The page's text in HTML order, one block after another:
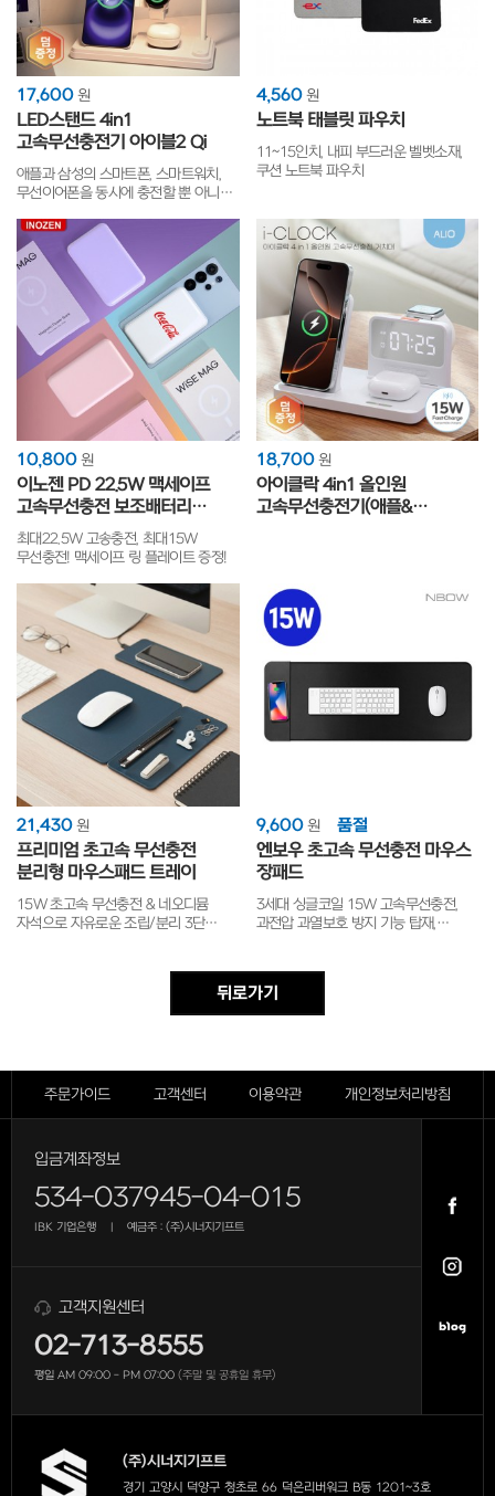
17,600 원
LED스탠드 4in1
고속무선충전기 아이블2 Qi
애플과 삼성의 스마트폰, 스마트워치,
무선이어폰을 동시에 충전할 뿐 아니라
충전 거치대!
4,560 원
노트북 태블릿 파우치
11~15인치, 내피 부드러운 벨벳소재,
쿠션 노트북 파우치
10,800 원
이노젠 PD 22.5W 맥세이프
고속무선충전 보조배터리
5000mAh
최대22.5W 고송충전, 최대15W
무선충전! 맥세이프 링 플레이트 증정!
18,700 원
아이클락 4in1 올인원
고속무선충전기(애플&
21,430 원
프리미엄 초고속 무선충전
분리형 마우스패드 트레이
15W 초고속 무선충전 & 네오디뮴
자석으로 자유로운 조립/분리 3단
9,600 원
품절
엔보우 초고속 무선충전 마우스
장패드
3세대 싱글코일 15W 고속무선충전,
과전압 과열보호 방지 기능 탑재,
뒤로가기
주문가이드 고객센터 이용약관 개인정보처리방침
입금계좌정보
534-037945-04-015
IBK 기업은행 예금주 : (주)시너지기프트
고객지원센터
02-713-8555
평일 AM 09:00 - PM 07:00 (주말 및 공휴일 휴무)
(주)시너지기프트
경기 고양시 덕양구 청초로 66 덕은리버워크 B동 1201~3호